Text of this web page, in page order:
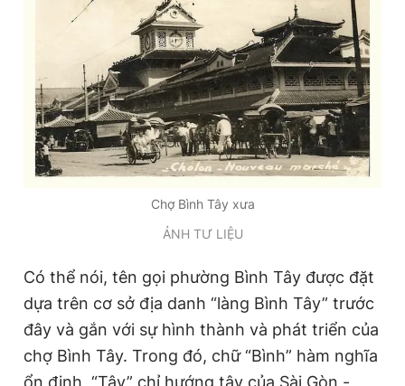
Chợ Bình Tây xưa
ẢNH TƯ LIỆU
Có thể nói, tên gọi phường Bình Tây được đặt
dựa trên cơ sở địa danh “làng Bình Tây” trước
đây và gắn với sự hình thành và phát triển của
chợ Bình Tây. Trong đó, chữ “Bình” hàm nghĩa
ổn định, “Tây” chỉ hướng tây của Sài Gòn -